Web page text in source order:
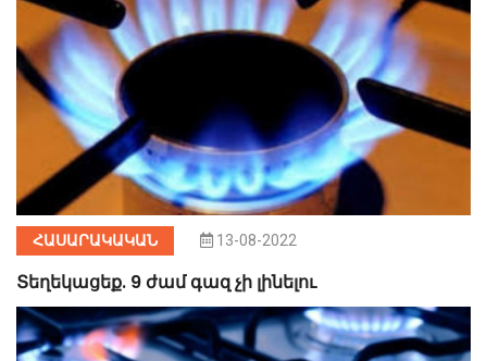
ՀԱՍԱՐԱԿԱԿԱՆ 13-08-2022
Տեղեկացեք. 9 ժամ գազ չի լինելու